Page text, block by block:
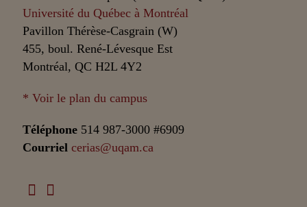
Université du Québec à Montréal
Pavillon Thérèse-Casgrain (W)
455, boul. René-Lévesque Est
Montréal, QC H2L 4Y2
* Voir le plan du campus
Téléphone 514 987-3000 #6909
Courriel cerias@uqam.ca